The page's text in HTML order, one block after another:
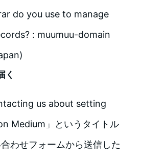
do you use to manage
: muumuu-domain
く
us about setting
Medium」というタイトル
わせフォームから送信した